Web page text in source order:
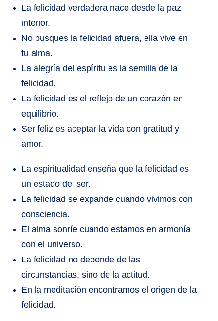
La felicidad verdadera nace desde la paz
interior.
No busques la felicidad afuera, ella vive en
tu alma.
La alegría del espíritu es la semilla de la
felicidad.
La felicidad es el reflejo de un corazón en
equilibrio.
Ser feliz es aceptar la vida con gratitud y
amor.
La espiritualidad enseña que la felicidad es
un estado del ser.
La felicidad se expande cuando vivimos con
consciencia.
El alma sonríe cuando estamos en armonía
con el universo.
La felicidad no depende de las
circunstancias, sino de la actitud.
En la meditación encontramos el origen de la
felicidad.